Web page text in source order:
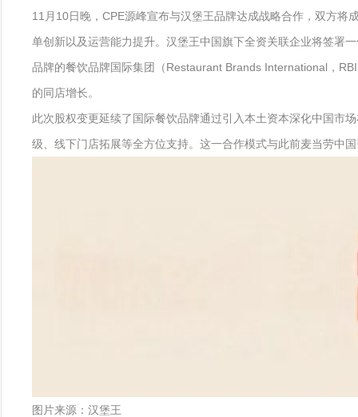
11月10日晚，CPE源峰宣布与汉堡王品牌达成战略合作，双方将
单创新以及运营能力提升。汉堡王中国旗下全资关联企业将签署
品牌的餐饮品牌国际集团（Restaurant Brands International，
的同店增长。
此次股权变更延续了国际餐饮品牌通过引入本土资本深化中国市
级、线下门店拓展等全方位支持。这一合作模式与此前麦当劳中
图片来源：汉堡王